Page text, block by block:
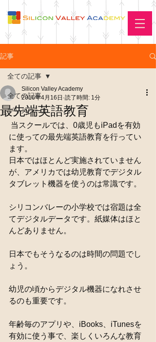
記事
全ての記事
プリスクール
全ての記事
最先端英語教育
Silicon Valley Academy
2016年4月16日 読了時間: 1分
に使っての最先端英語教育を行ってい
ます。
日本ではほとんど実施されていません
が、アメリカでは幼児教育でデジタル
タブレット機器を使うのは常識です。
シリコンバレーの小学校では宿題は全
てデジタルデータです。紙媒体はほと
んどありません。
日本でもそうなるのは時間の問題でし
ょう。
幼児の頃からデジタル機器になれさせ
るのも重要です。
年齢毎のアプリや、iBooks、iTunesを
有効に使う事で、楽しくいろんな教育